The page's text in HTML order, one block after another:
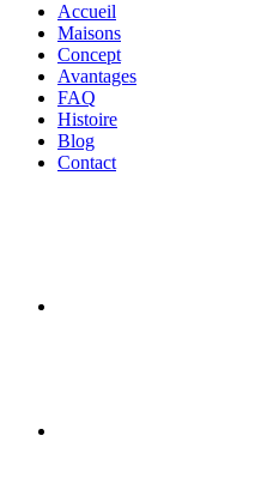
Accueil
Maisons
Concept
Avantages
FAQ
Histoire
Blog
Contact